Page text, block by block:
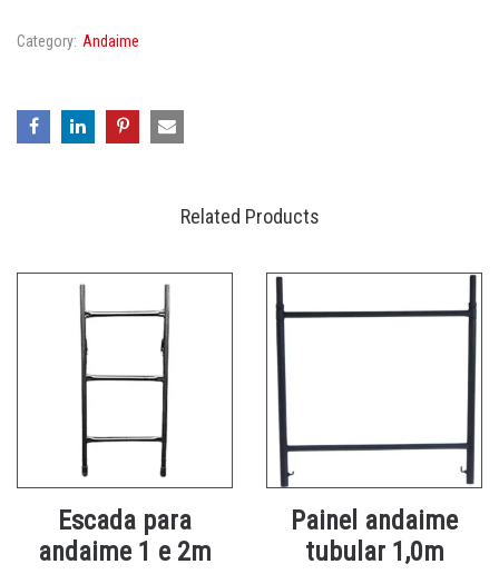
Category: Andaime
Related Products
Escada para
andaime 1 e 2m
Painel andaime
tubular 1,0m